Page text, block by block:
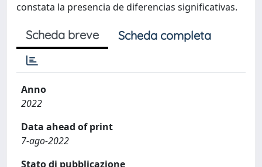
constata la presencia de diferencias significativas.
Scheda breve Scheda completa
Anno
2022
Data ahead of print
7-ago-2022
Stato di pubblicazione